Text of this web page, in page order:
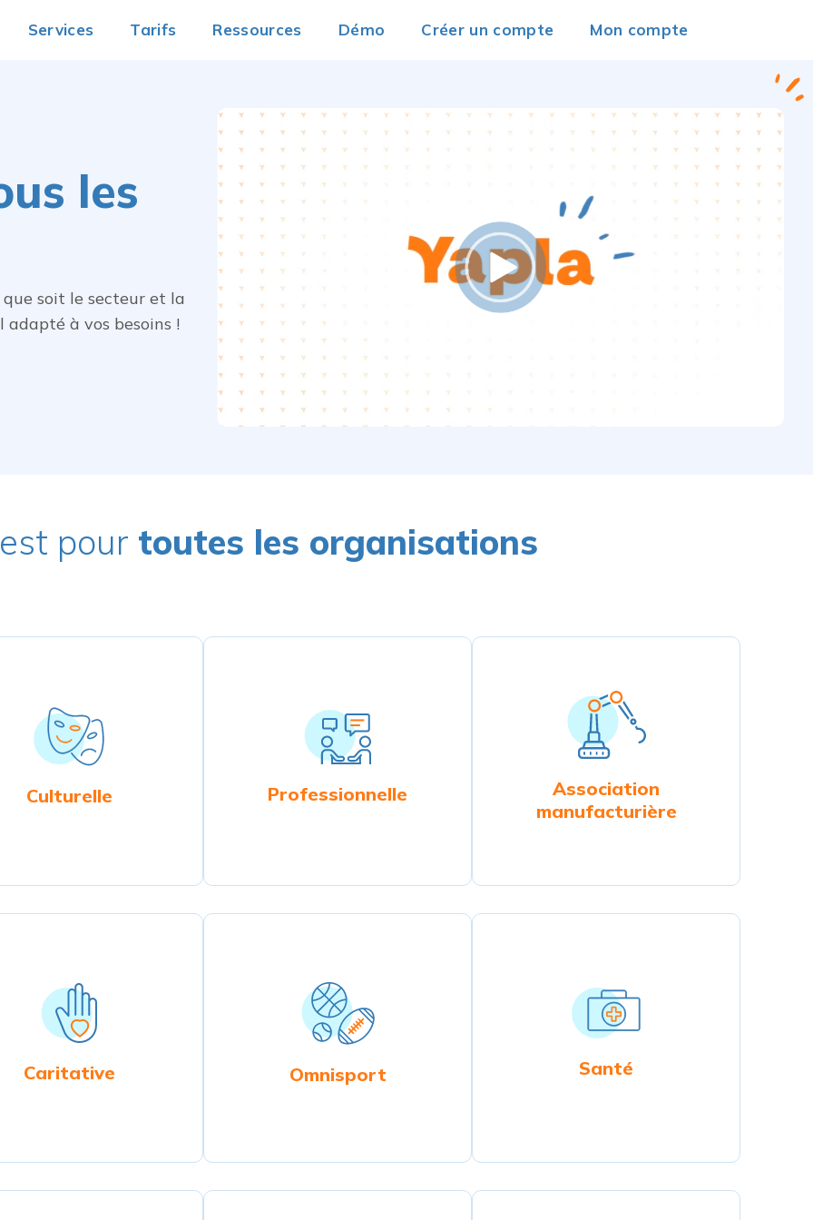
Services Tarifs Ressources Démo Créer un compte Mon compte
les
que soit le secteur et la
à vos besoins !
pour toutes les organisations
Culturelle Professionnelle
Association
manufacturière
Caritative Omnisport Santé